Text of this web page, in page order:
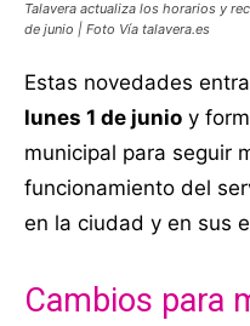
Talavera actualiza los horarios y
de junio | Foto Vía talavera.es
Estas novedades
lunes 1 de junio y
municipal para seguir
funcionamiento del
en la ciudad y en sus
Cambios para